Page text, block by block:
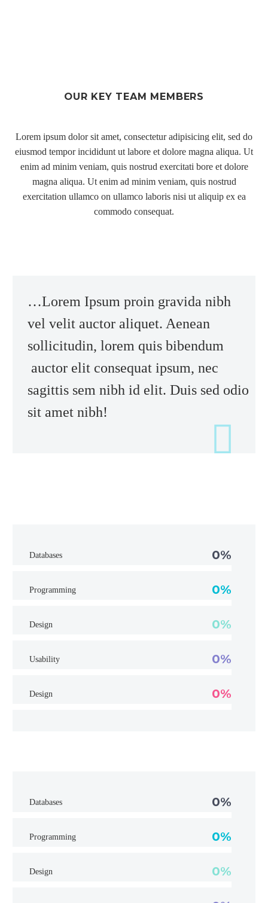
OUR KEY TEAM MEMBERS
Lorem ipsum dolor sit amet, consectetur adipisicing elit, sed do
eiusmod tempor incididunt ut labore et dolore magna aliqua. Ut
enim ad minim veniam, quis nostrud exercitati bore et dolore
magna aliqua. Ut enim ad minim veniam, quis nostrud
exercitation ullamco on ullamco laboris nisi ut aliquip ex ea
commodo consequat.
…Lorem Ipsum proin gravida nibh
vel velit auctor aliquet. Aenean
sollicitudin, lorem quis bibendum
auctor elit consequat ipsum, nec
sagittis sem nibh id elit. Duis sed odio
sit amet nibh!
Databases 0%
Programming 0%
Design 0%
Usability 0%
Design 0%
Databases 0%
Programming 0%
Design 0%